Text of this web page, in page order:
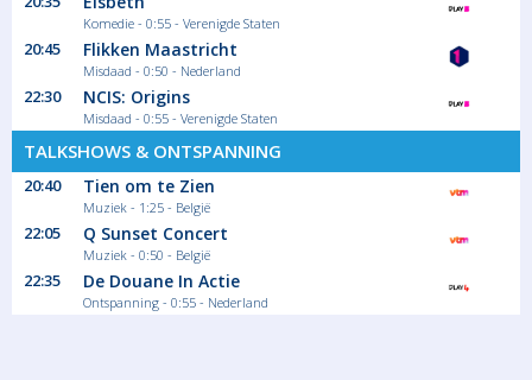
Komedie - 0:55 - Verenigde Staten
20:45 Flikken Maastricht
Misdaad - 0:50 - Nederland
22:30 NCIS: Origins
Misdaad - 0:55 - Verenigde Staten
TALKSHOWS & ONTSPANNING
20:40 Tien om te Zien
Muziek - 1:25 - België
22:05 Q Sunset Concert
Muziek - 0:50 - België
22:35 De Douane In Actie
Ontspanning - 0:55 - Nederland